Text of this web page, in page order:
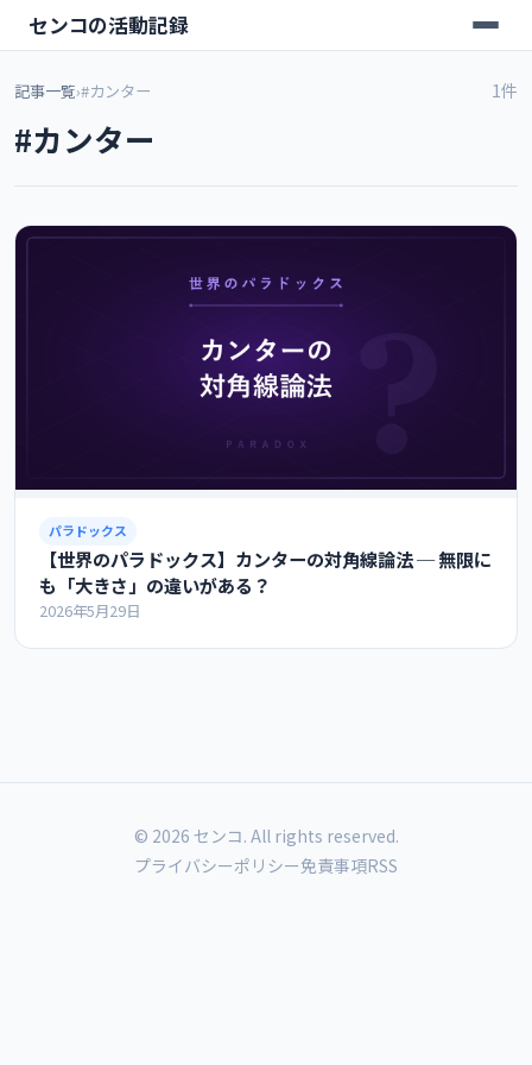
センコの活動記録
記事一覧›#カンター
#カンター
1件
パラドックス
【世界のパラドックス】カンターの対角線論法 ─ 無限に
も「大きさ」の違いがある？
2026年5月29日
© 2026 センコ. All rights reserved.
プライバシーポリシー免責事項RSS